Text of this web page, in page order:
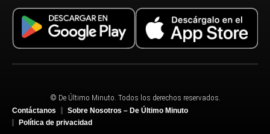
© De Último Minuto. Todos los derechos reservados.
Contáctanos
Sobre Nosotros – De Último Minuto
Política de privacidad